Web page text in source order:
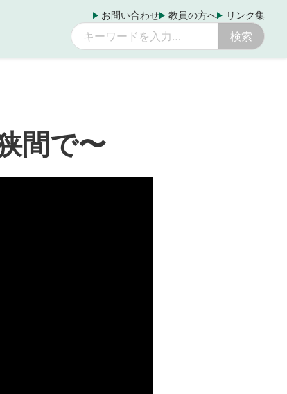
お問い合わせ 教員の方へ リンク集
間で〜